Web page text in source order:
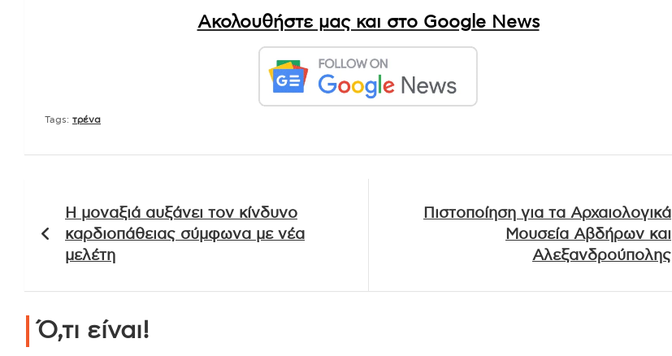
Ακολουθήστε μας και στο Google News
Tags: τρένα
άρθρων
Η μοναξιά αυξάνει τον κίνδυνο
καρδιοπάθειας σύμφωνα με νέα
μελέτη
Πιστοποίηση για τα Αρχαιολογικά
Μουσεία Αβδήρων και
Αλεξανδρούπολης
Ό,τι είναι!